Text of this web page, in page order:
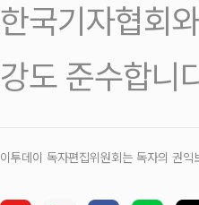
한국기자협회
강도 준수합니
이투데이 독자편집위원회는 독자의 권